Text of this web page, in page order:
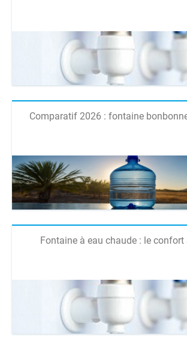
Comparatif 2026 : fontaine
Fontaine à eau chaude : le confort